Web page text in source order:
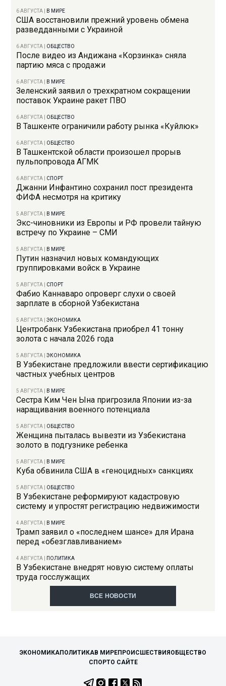
6 АВГУСТА В МИРЕ
США восстановили прежний уровень обмена
разведданными с Украиной
6 АВГУСТА ОБЩЕСТВО
После видео из Андижана «Корзинка» сняла
партию мяса с продажи
6 АВГУСТА В МИРЕ
Зеленский заявил о трехкратном сокращении
поставок Украине ракет ПВО
6 АВГУСТА ОБЩЕСТВО
В Ташкенте ограничили работу рынка «Куйлюк»
6 АВГУСТА ОБЩЕСТВО
В Ташкентской области произошел прорыв
пульпопровода АГМК
6 АВГУСТА СПОРТ
Джанни Инфантино сохранил пост президента
ФИФА несмотря на критику
5 АВГУСТА В МИРЕ
Экс-чиновники из Европы и РФ провели тайную
встречу по Украине – СМИ
5 АВГУСТА В МИРЕ
Путин назначил новых командующих
группировками войск в Украине
5 АВГУСТА СПОРТ
Фабио Каннаваро опроверг слухи о своей
зарплате в сборной Узбекистана
5 АВГУСТА |ЭКОНОМИКА
Центробанк Узбекистана приобрел 41 тонну
золота с начала 2026 года
5 АВГУСТА |ЭКОНОМИКА
В Узбекистане предложили ввести сертификацию
частных учебных центров
5 АВГУСТА В МИРЕ
Сестра Ким Чен Ына пригрозила Японии из-за
наращивания военного потенциала
5 АВГУСТА ОБЩЕСТВО
Женщина пыталась вывезти из Узбекистана
золото в подгузнике ребенка
5 АВГУСТА В МИРЕ
Куба обвинила США в «геноцидных» санкциях
5 АВГУСТА ОБЩЕСТВО
В Узбекистане реформируют кадастровую
систему и упростят регистрацию недвижимости
4 АВГУСТА В МИРЕ
Трамп заявил о «последнем шансе» для Ирана
перед «обезглавливанием»
4 АВГУСТА ПОЛИТИКА
В Узбекистане внедрят новую систему оплаты
труда госслужащих
ВСЕ НОВОСТИ
ЭКОНОМИКАПОЛИТИКАВ МИРЕПРОИСШЕСТВИЯ ОБЩЕСТВО
СПОРТО САЙТЕ